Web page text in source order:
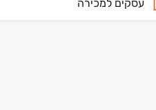
עסקים למכירה